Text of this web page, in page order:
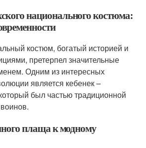
национального костюма:
костюм, богатый историей и
претерпел значительные
Одним из интересных
является кебенек –
был частью традиционной
плаща к модному